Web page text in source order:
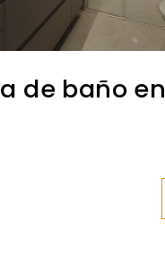
de baño en